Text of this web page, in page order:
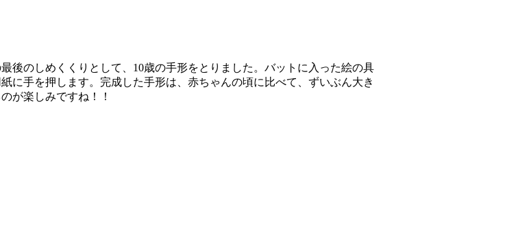
のしめくくりとして、10歳の手形をとりました。バットに入った絵の具
に手を押します。完成した手形は、赤ちゃんの頃に比べて、ずいぶん大き
が楽しみですね！！